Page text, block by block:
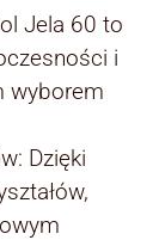
Jela 60 to
i
wyborem
Dzięki